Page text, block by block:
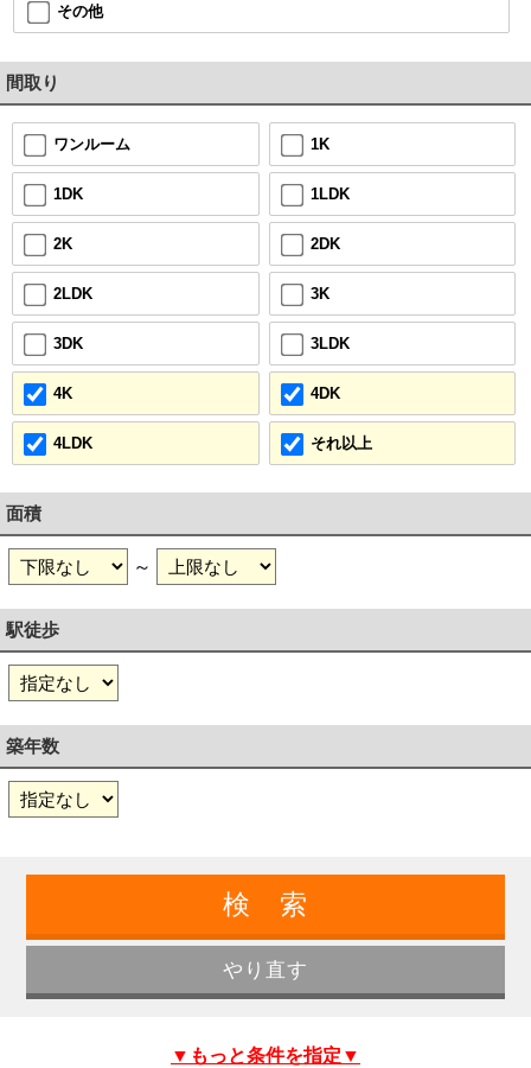
その他
間取り
ワンルーム 1K
1DK 1LDK
2K 2DK
2LDK 3K
3DK 3LDK
4K 4DK
4LDK それ以上
面積
～
駅徒歩
築年数
▼もっと条件を指定▼